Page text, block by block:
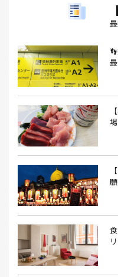
アイスクリーム(1） ア
アジフラ
あなごめし(1） アパー
アンテナショップ(1）
いくら(1） イタリアン
イタリアンレストラン(1）
イチゴジャム(1） イベン
イベント2026(1） い
うなぎ(10） うなぎ屋(2）
うな重(2） うに(4）
エコバッグ おしゃれ(1）
エビフライ(3） おかゆ(1